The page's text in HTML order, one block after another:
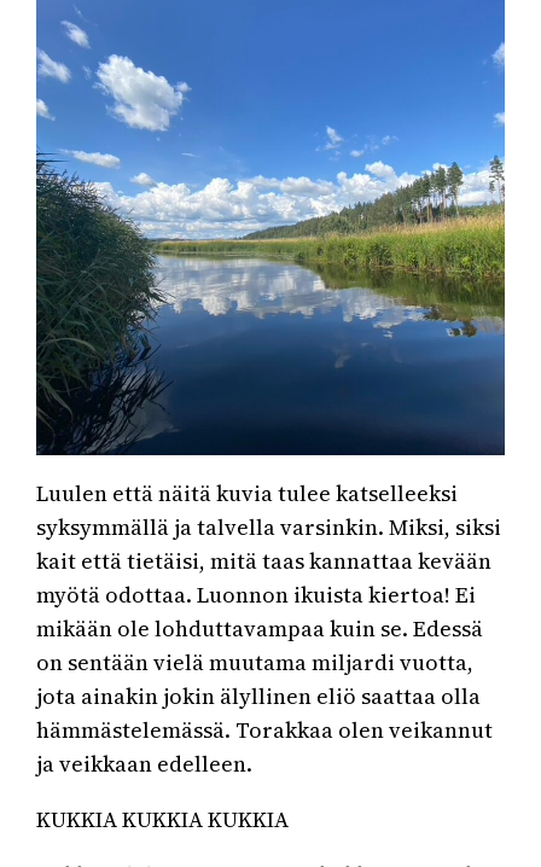
Luulen että näitä kuvia tulee katselleeksi
syksymmällä ja talvella varsinkin. Miksi, siksi
kait että tietäisi, mitä taas kannattaa kevään
myötä odottaa. Luonnon ikuista kiertoa! Ei
mikään ole lohduttavampaa kuin se. Edessä
on sentään vielä muutama miljardi vuotta,
jota ainakin jokin älyllinen eliö saattaa olla
hämmästelemässä. Torakkaa olen veikannut
ja veikkaan edelleen.
KUKKIA KUKKIA KUKKIA